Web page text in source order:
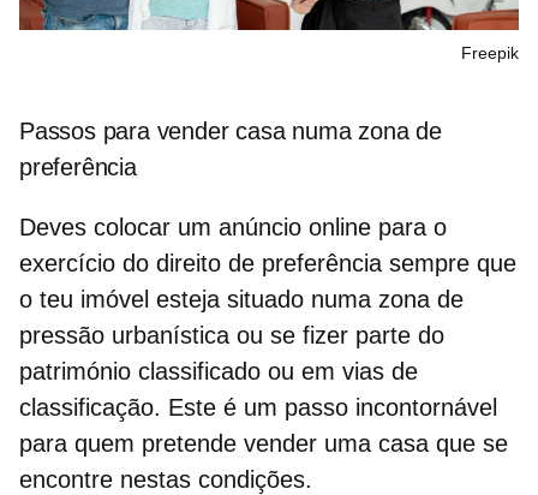
Freepik
Passos para vender casa numa zona de
preferência
Deves colocar um anúncio online para o
exercício do direito de preferência sempre que
o teu imóvel esteja situado numa zona de
pressão urbanística ou se fizer parte do
património classificado ou em vias de
classificação. Este é um passo incontornável
para quem pretende vender uma casa que se
encontre nestas condições.